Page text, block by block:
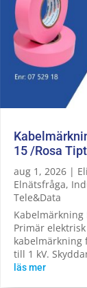
15 /Rosa
aug 1, 2026|
Elnätsfråga,
Tele&Data
Kabelmärkning
Primär
kabelmärkning
till 1 kV.
läs mer